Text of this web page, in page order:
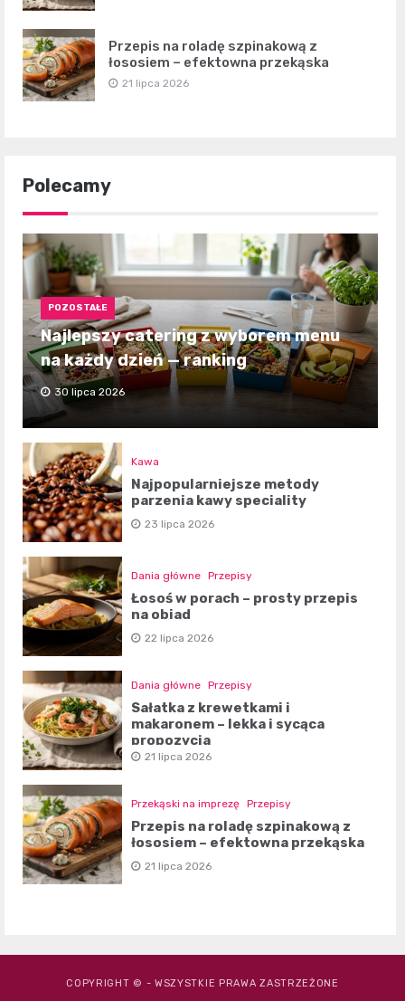
Przepis na roladę szpinakową z
łososiem – efektowna przekąska
21 lipca 2026
Polecamy
POZOSTAŁE
Najlepszy catering z wyborem menu
na każdy dzień — ranking
30 lipca 2026
Kawa
Najpopularniejsze metody
parzenia kawy speciality
23 lipca 2026
Dania główne Przepisy
Łosoś w porach – prosty przepis
na obiad
22 lipca 2026
Dania główne Przepisy
Sałatka z krewetkami i
makaronem – lekka i sycąca
propozycja
21 lipca 2026
Przekąski na imprezę Przepisy
Przepis na roladę szpinakową z
łososiem – efektowna przekąska
21 lipca 2026
COPYRIGHT © - WSZYSTKIE PRAWA ZASTRZEŻONE